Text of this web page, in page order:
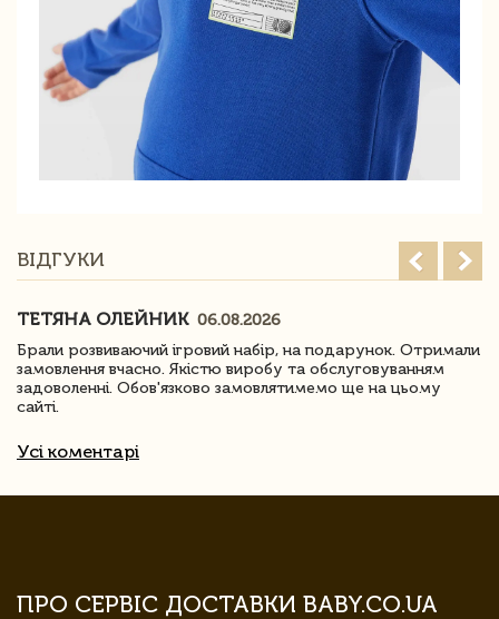
ВІДГУКИ
ТЕТЯНА ОЛЕЙНИК 06.08.2026
Брали розвиваючий ігровий набір, на подарунок. Отримали
замовлення вчасно. Якістю виробу та обслуговуванням
задоволенні. Обов'язково замовлятимемо ще на цьому
сайті.
Усі коментарі
ПРО СЕРВІС ДОСТАВКИ BABY.CO.UA